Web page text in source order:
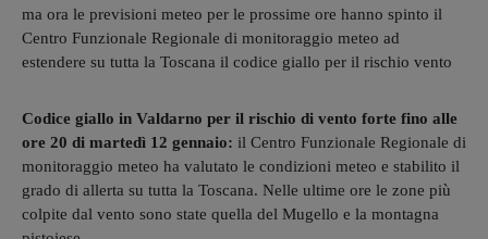
ma ora le previsioni meteo per le prossime ore hanno spinto il
Centro Funzionale Regionale di monitoraggio meteo ad
estendere su tutta la Toscana il codice giallo per il rischio vento
Codice giallo in Valdarno per il rischio di vento forte fino alle
ore 20 di martedì 12 gennaio: il Centro Funzionale Regionale di
monitoraggio meteo ha valutato le condizioni meteo e stabilito il
grado di allerta su tutta la Toscana. Nelle ultime ore le zone più
colpite dal vento sono state quella del Mugello e la montagna